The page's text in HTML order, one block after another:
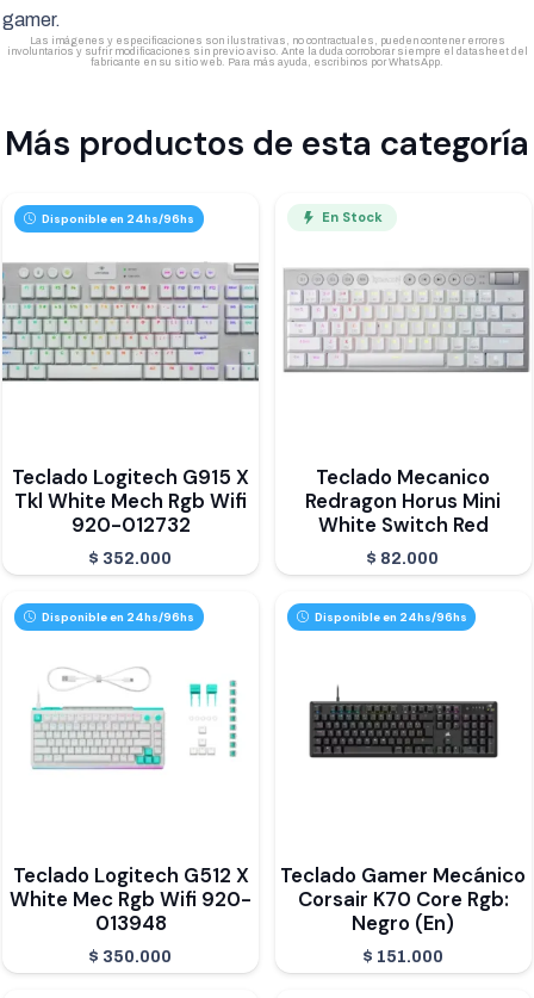
gamer.
Las imágenes y especificaciones son ilustrativas, no contractuales, pueden contener errores
involuntarios y sufrir modificaciones sin previo aviso. Ante la duda corroborar siempre el datasheet del
fabricante en su sitio web. Para más ayuda, escribinos por WhatsApp.
Más productos de esta categoría
Disponible en 24hs/96hs
Teclado Logitech G915 X
Tkl White Mech Rgb Wifi
920-012732
$ 352.000
En Stock
Teclado Mecanico
Redragon Horus Mini
White Switch Red
$ 82.000
Disponible en 24hs/96hs
Teclado Logitech G512 X
White Mec Rgb Wifi 920-
013948
$ 350.000
Disponible en 24hs/96hs
Teclado Gamer Mecánico
Corsair K70 Core Rgb:
Negro (En)
$ 151.000